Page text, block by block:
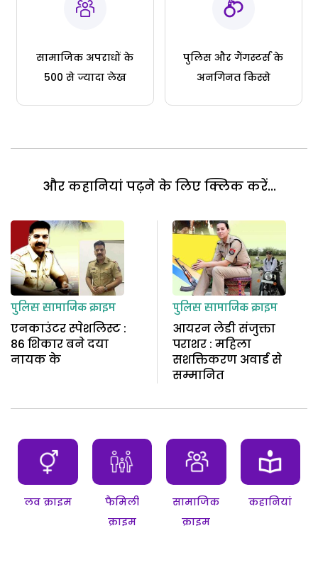
सामाजिक अपराधों के
500 से ज्यादा लेख
पुलिस और गैंगस्टर्स के
अनगिनत किस्से
और कहानियां पढ़ने के लिए क्लिक करें...
पुलिससामाजिक क्राइम
एनकाउंटर स्पेशलिस्ट :
86 शिकार बने दया
नायक के
पुलिससामाजिक क्राइम
आयरन लेडी संजुक्ता
पराशर : महिला
सशक्तिकरण अवार्ड से
सम्मानित
लव क्राइम
फैमिली
क्राइम
सामाजिक
क्राइम
कहानियां